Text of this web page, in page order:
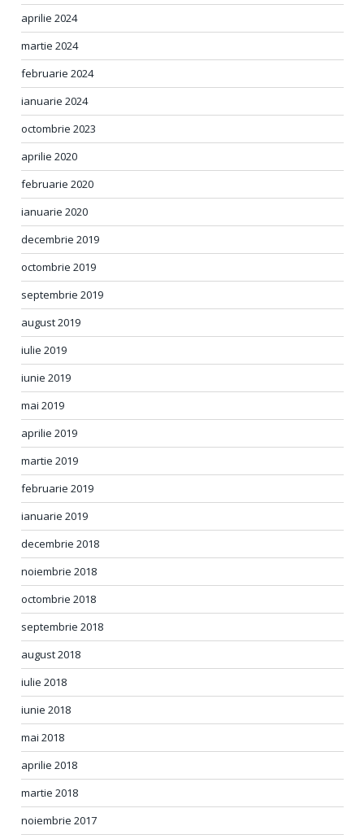
aprilie 2024
martie 2024
februarie 2024
ianuarie 2024
octombrie 2023
aprilie 2020
februarie 2020
ianuarie 2020
decembrie 2019
octombrie 2019
septembrie 2019
august 2019
iulie 2019
iunie 2019
mai 2019
aprilie 2019
martie 2019
februarie 2019
ianuarie 2019
decembrie 2018
noiembrie 2018
octombrie 2018
septembrie 2018
august 2018
iulie 2018
iunie 2018
mai 2018
aprilie 2018
martie 2018
noiembrie 2017